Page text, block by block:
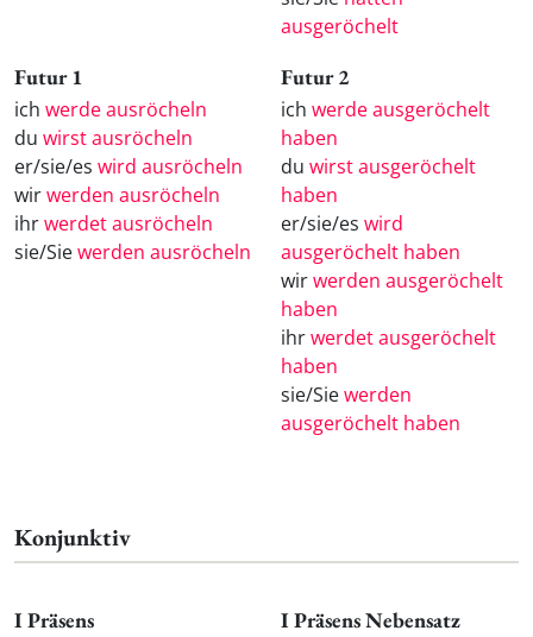
ausgeröchelt
Futur 1
ich werde ausröcheln
du wirst ausröcheln
er/sie/es wird ausröcheln
wirwerden ausröcheln
ihrwerdet ausröcheln
sie/Siewerden ausröcheln
Futur 2
ich werde ausgeröchelt
haben
du wirst ausgeröchelt
haben
er/sie/es wird
ausgeröchelt haben
wirwerden ausgeröchelt
haben
ihrwerdet ausgeröchelt
haben
sie/Siewerden
ausgeröchelt haben
Konjunktiv
I Präsens I Präsens Nebensatz